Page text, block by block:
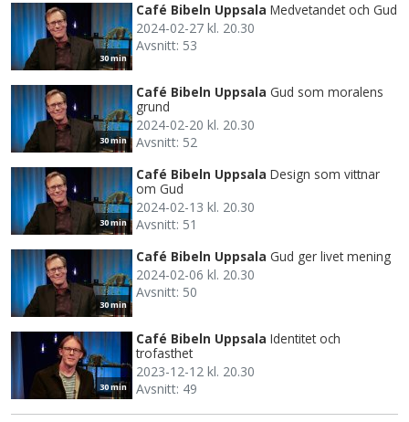
30 min
Café Bibeln Uppsala Medvetandet och Gud
2024-02-27 kl. 20.30
Avsnitt: 53
30 min
Café Bibeln Uppsala Gud som moralens
grund
2024-02-20 kl. 20.30
Avsnitt: 52
30 min
Café Bibeln Uppsala Design som vittnar
om Gud
2024-02-13 kl. 20.30
Avsnitt: 51
30 min
Café Bibeln Uppsala Gud ger livet mening
2024-02-06 kl. 20.30
Avsnitt: 50
30 min
Café Bibeln Uppsala Identitet och
trofasthet
2023-12-12 kl. 20.30
Avsnitt: 49